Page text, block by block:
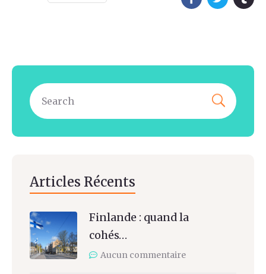
Articles Récents
Finlande : quand la
cohés…
Aucun commentaire